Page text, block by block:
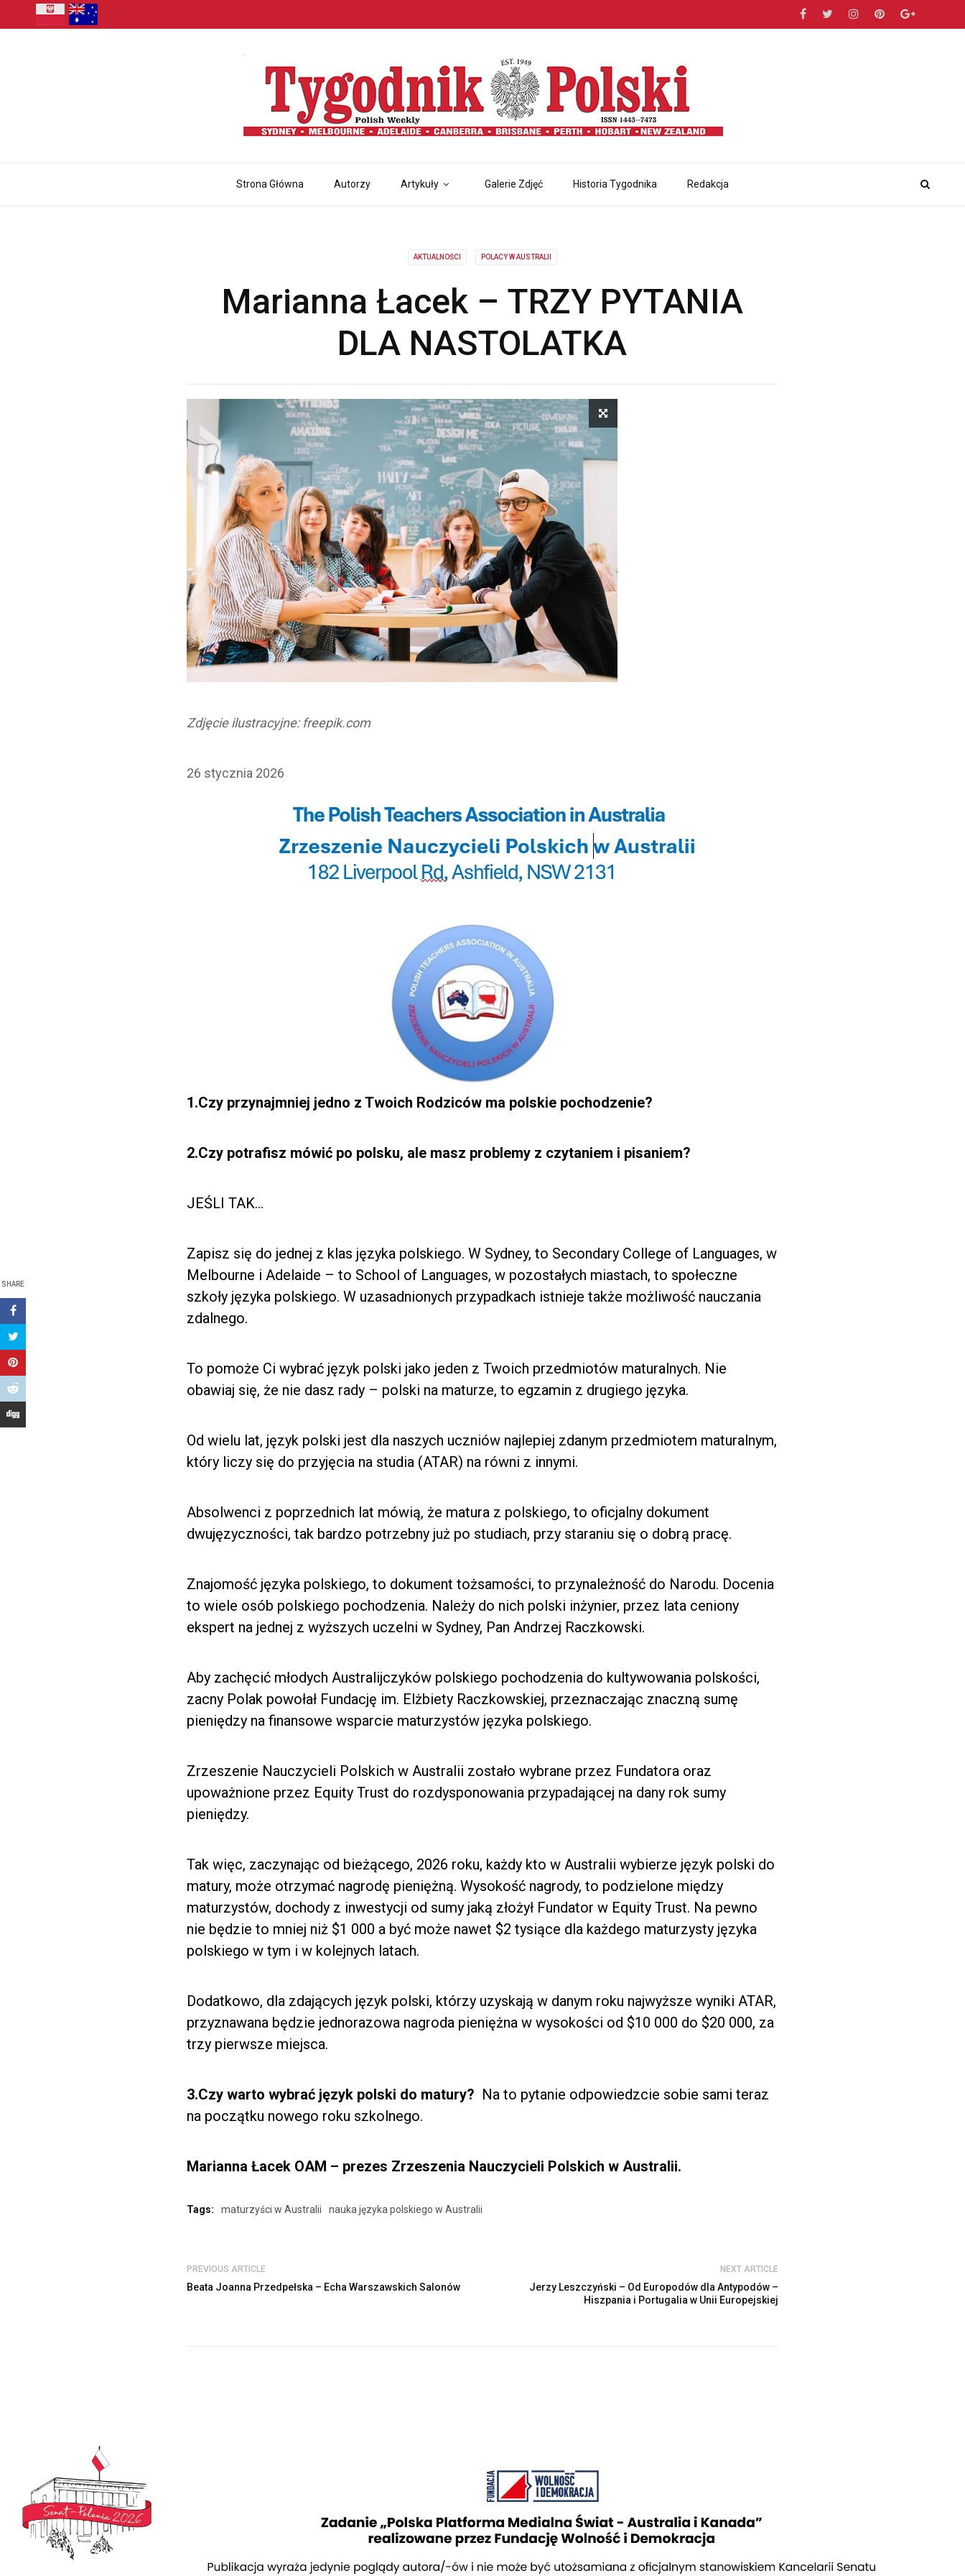
Strona Główna Autorzy Artykuły Galerie Zdjęć Historia Tygodnika Redakcja
AKTUALNOŚCI POLACY W AUSTRALII
Marianna Łacek – TRZY PYTANIA
DLA NASTOLATKA
SHARE
Zdjęcie ilustracyjne: freepik.com
26 stycznia 2026
1.Czy przynajmniej jedno z Twoich Rodziców ma polskie pochodzenie?
2.Czy potrafisz mówić po polsku, ale masz problemy z czytaniem i pisaniem?
JEŚLI TAK…
Zapisz się do jednej z klas języka polskiego. W Sydney, to Secondary College of Languages, w
Melbourne i Adelaide – to School of Languages, w pozostałych miastach, to społeczne
szkoły języka polskiego. W uzasadnionych przypadkach istnieje także możliwość nauczania
zdalnego.
To pomoże Ci wybrać język polski jako jeden z Twoich przedmiotów maturalnych. Nie
obawiaj się, że nie dasz rady – polski na maturze, to egzamin z drugiego języka.
Od wielu lat, język polski jest dla naszych uczniów najlepiej zdanym przedmiotem maturalnym,
który liczy się do przyjęcia na studia (ATAR) na równi z innymi.
Absolwenci z poprzednich lat mówią, że matura z polskiego, to oficjalny dokument
dwujęzyczności, tak bardzo potrzebny już po studiach, przy staraniu się o dobrą pracę.
Znajomość języka polskiego, to dokument tożsamości, to przynależność do Narodu. Docenia
to wiele osób polskiego pochodzenia. Należy do nich polski inżynier, przez lata ceniony
ekspert na jednej z wyższych uczelni w Sydney, Pan Andrzej Raczkowski.
Aby zachęcić młodych Australijczyków polskiego pochodzenia do kultywowania polskości,
zacny Polak powołał Fundację im. Elżbiety Raczkowskiej, przeznaczając znaczną sumę
pieniędzy na finansowe wsparcie maturzystów języka polskiego.
Zrzeszenie Nauczycieli Polskich w Australii zostało wybrane przez Fundatora oraz
upoważnione przez Equity Trust do rozdysponowania przypadającej na dany rok sumy
pieniędzy.
Tak więc, zaczynając od bieżącego, 2026 roku, każdy kto w Australii wybierze język polski do
matury, może otrzymać nagrodę pieniężną. Wysokość nagrody, to podzielone między
maturzystów, dochody z inwestycji od sumy jaką złożył Fundator w Equity Trust. Na pewno
nie będzie to mniej niż $1 000 a być może nawet $2 tysiące dla każdego maturzysty języka
polskiego w tym i w kolejnych latach.
Dodatkowo, dla zdających język polski, którzy uzyskają w danym roku najwyższe wyniki ATAR,
przyznawana będzie jednorazowa nagroda pieniężna w wysokości od $10 000 do $20 000, za
trzy pierwsze miejsca.
3.Czy warto wybrać język polski do matury? Na to pytanie odpowiedzcie sobie sami teraz
na początku nowego roku szkolnego.
Marianna Łacek OAM – prezes Zrzeszenia Nauczycieli Polskich w Australii.
Tags: maturzyści w Australii nauka języka polskiego w Australii
PREVIOUS ARTICLE
Beata Joanna Przedpełska – Echa Warszawskich Salonów
NEXT ARTICLE
Jerzy Leszczyński – Od Europodów dla Antypodów –
Hiszpania i Portugalia w Unii Europejskiej